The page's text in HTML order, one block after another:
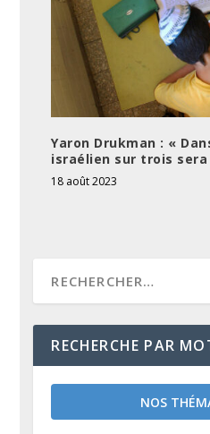
Yaron Drukman : «
israélien sur trois
18 août 2023
RECHERCHE PAR
NOS